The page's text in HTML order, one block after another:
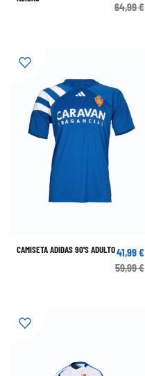
64,99 €
CAMISETA ADIDAS 90'S ADULTO41,99 €
59,99 €